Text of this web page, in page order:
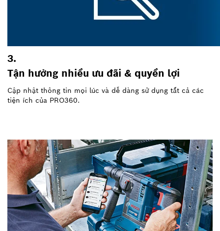
3.
Tận hưởng nhiều ưu đãi & quyền lợi
Cập nhật thông tin mọi lúc và dễ dàng sử dụng tất cả các
tiện ích của PRO360.